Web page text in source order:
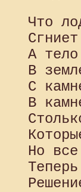
Что
А тело
В
С
В
Но